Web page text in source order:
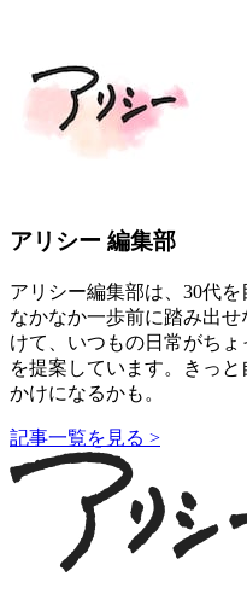
アリシー 編集部
アリシー編集部は、30代を
なかなか一歩前に踏み出
けて、いつもの日常がち
を提案しています。きっ
かけになるかも。
記事一覧を見る >